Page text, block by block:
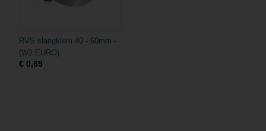
RVS slangklem 40 - 60mm -
(W2 EURO)
€ 0,69